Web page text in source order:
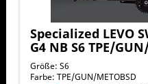
Specialized LEVO
G4 NB S6 TPE/
Größe: S6
Farbe: TPE/GUN/METOBSD